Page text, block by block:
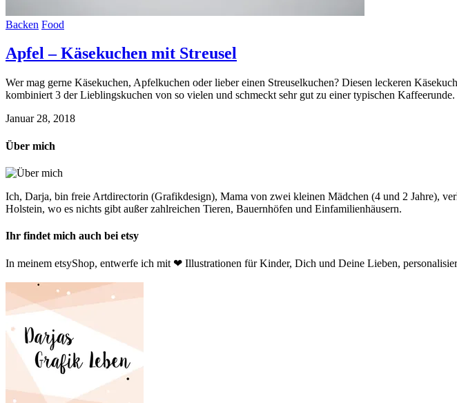
Backen Food
Apfel – Käsekuchen mit Streusel
Wer mag gerne Käsekuchen, Apfelkuchen oder lieber einen Streuselkuchen? Diesen leckeren
kombiniert 3 der Lieblingskuchen von so vielen und schmeckt sehr gut zu einer typischen
Januar 28, 2018
Über mich
Ich, Darja, bin freie Artdirectorin (Grafikdesign), Mama von zwei kleinen Mädchen (4 und 2 Jahre),
Holstein, wo es nichts gibt außer zahlreichen Tieren, Bauernhöfen und Einfamilienhäusern.
Ihr findet mich auch bei etsy
In meinem etsyShop, entwerfe ich mit ❤ Illustrationen für Kinder, Dich und Deine Lieben,